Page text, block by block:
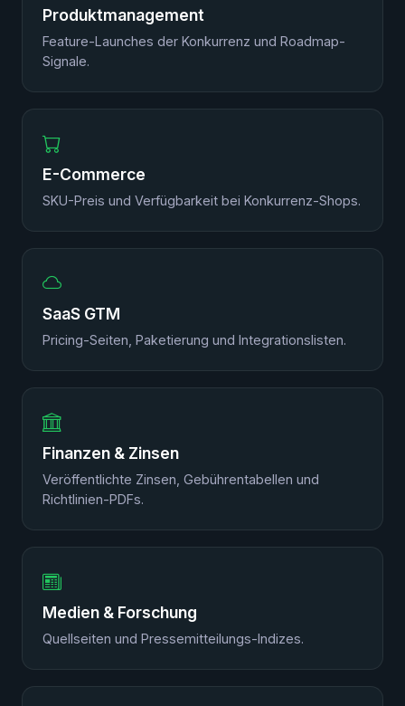
Produktmanagement
Feature-Launches der Konkurrenz und Roadmap-
Signale.
E-Commerce
SKU-Preis und Verfügbarkeit bei Konkurrenz-Shops.
SaaS GTM
Pricing-Seiten, Paketierung und Integrationslisten.
Finanzen & Zinsen
Veröffentlichte Zinsen, Gebührentabellen und
Richtlinien-PDFs.
Medien & Forschung
Quellseiten und Pressemitteilungs-Indizes.